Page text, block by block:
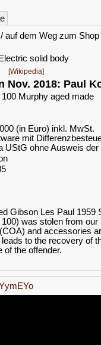
/ auf dem Weg zum Shop
solid body
[Wikipedia]
Nov. 2018: Paul
100 Murphy aged made
(in Euro) inkl. MwSt.
mit
UStG ohne Ausweis der
Gibson Les Paul 1959
100) was stolen from
and accessories
leads to the recovery of
of the offender.